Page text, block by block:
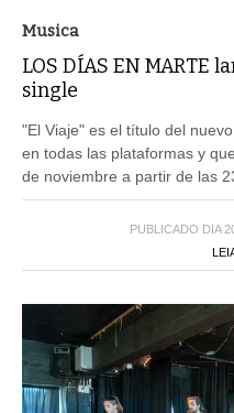
Musica
LOS DÍAS EN MARTE
single
"El Viaje" es el título del
en todas las plataformas y
de noviembre a partir de las
PUBLICADO DIA